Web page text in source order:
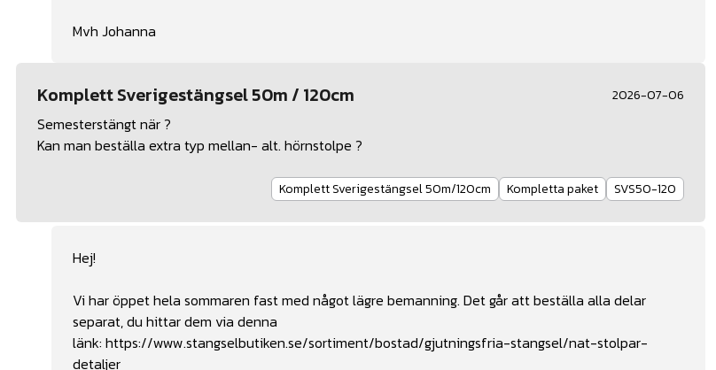
Mvh Johanna
2026-07-06
Komplett Sverigestängsel 50m / 120cm
Semesterstängt när ?
Kan man beställa extra typ mellan- alt. hörnstolpe ?
Komplett Sverigestängsel 50m/120cm Kompletta paket SVS50-120
Hej!
Vi har öppet hela sommaren fast med något lägre bemanning. Det går att beställa alla delar
separat, du hittar dem via denna
länk: https://www.stangselbutiken.se/sortiment/bostad/gjutningsfria-stangsel/nat-stolpar-
detaljer